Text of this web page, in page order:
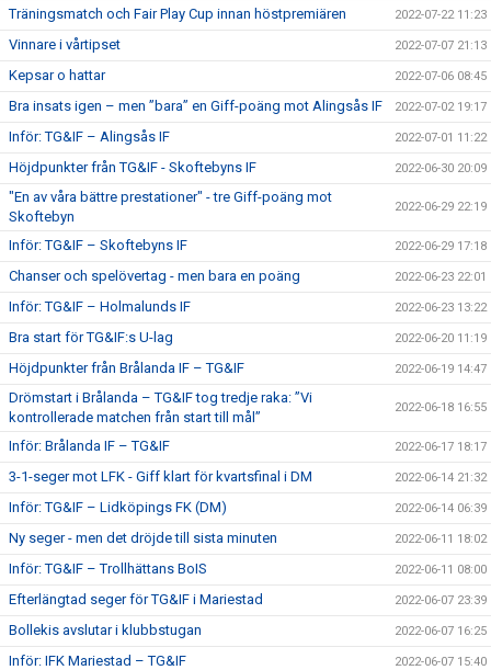
Träningsmatch och Fair Play Cup innan höstpremiären 2022-07-22 11:23
Vinnare i vårtipset 2022-07-07 21:13
Kepsar o hattar 2022-07-06 08:45
Bra insats igen – men ”bara” en Giff-poäng mot Alingsås IF 2022-07-02 19:17
Inför: TG&IF – Alingsås IF 2022-07-01 11:22
Höjdpunkter från TG&IF - Skoftebyns IF 2022-06-30 20:09
"En av våra bättre prestationer" - tre Giff-poäng mot
Skoftebyn
2022-06-29 22:19
Inför: TG&IF – Skoftebyns IF 2022-06-29 17:18
Chanser och spelövertag - men bara en poäng 2022-06-23 22:01
Inför: TG&IF – Holmalunds IF 2022-06-23 13:22
Bra start för TG&IF:s U-lag 2022-06-20 11:19
Höjdpunkter från Brålanda IF – TG&IF 2022-06-19 14:47
Drömstart i Brålanda – TG&IF tog tredje raka: ”Vi
kontrollerade matchen från start till mål”
2022-06-18 16:55
Inför: Brålanda IF – TG&IF 2022-06-17 18:17
3-1-seger mot LFK - Giff klart för kvartsfinal i DM 2022-06-14 21:32
Inför: TG&IF – Lidköpings FK (DM) 2022-06-14 06:39
Ny seger - men det dröjde till sista minuten 2022-06-11 18:02
Inför: TG&IF – Trollhättans BoIS 2022-06-11 08:00
Efterlängtad seger för TG&IF i Mariestad 2022-06-07 23:39
Bollekis avslutar i klubbstugan 2022-06-07 16:25
Inför: IFK Mariestad – TG&IF 2022-06-07 15:40